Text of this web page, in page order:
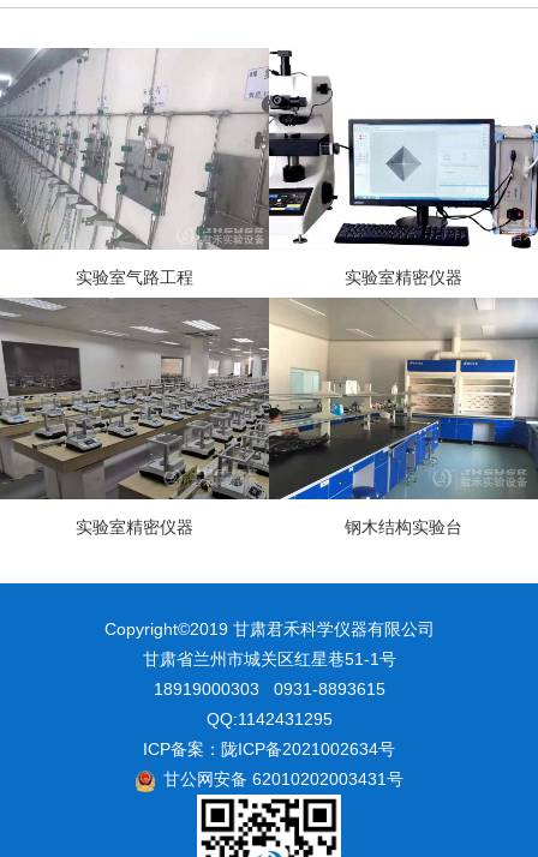
实验室气路工程 实验室精密仪器
实验室精密仪器 钢木结构实验台
Copyright©2019 甘肃君禾科学仪器有限公司
甘肃省兰州市城关区红星巷51-1号
18919000303 0931-8893615
QQ:1142431295
ICP备案： 陇ICP备2021002634号
甘公网安备 62010202003431号